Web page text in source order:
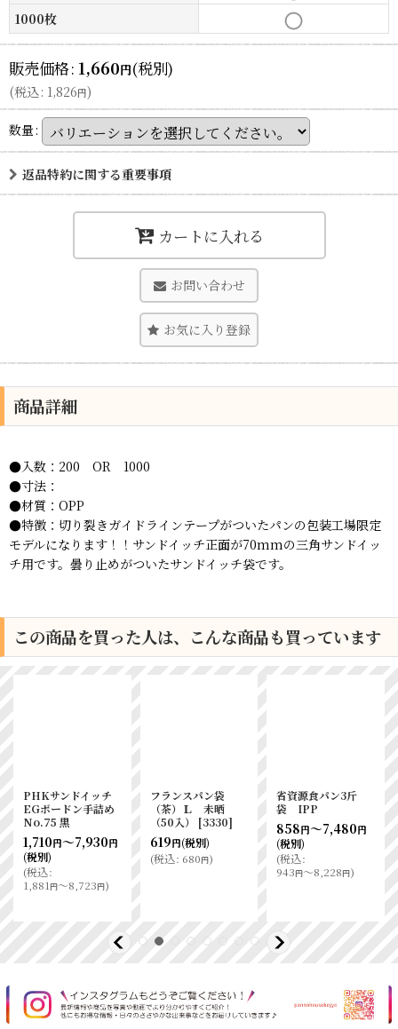
1000枚
販売価格: 1,660円(税別)
(税込: 1,826円)
数量:
返品特約に関する重要事項
カートに入れる
お問い合わせ
お気に入り登録
商品詳細
●入数：200 OR 1000
●寸法：
●材質：OPP
●特徴：切り裂きガイドラインテープがついたパンの包装工場限定
モデルになります！！サンドイッチ正面が70mmの三角サンドイッ
チ用です。曇り止めがついたサンドイッチ袋です。
この商品を買った人は、こんな商品も買っています
PHKサンドイッチ
EGボードン手詰め
No.75 黒
1,710円～7,930円
(税別)
(税込:
1,881円～8,723円)
フランスパン袋
（茶）Ｌ 未晒
（50入）
[3330]
619円(税別)
(税込: 680円)
省資源食パン3斤
袋 IPP
858円～7,480円
(税別)
(税込:
943円～8,228円)